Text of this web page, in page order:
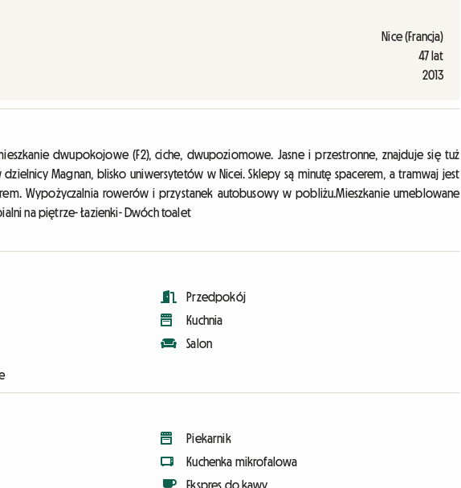
Nice (Francja)
47 lat
2013
dwupokojowe (F2), ciche, dwupoziomowe. Jasne i przestronne, znajduje się tuż
Magnan, blisko uniwersytetów w Nicei. Sklepy są minutę spacerem, a tramwaj jest
Wypożyczalnia rowerów i przystanek autobusowy w pobliżu.Mieszkanie umeblowane
na piętrze- Łazienki- Dwóch toalet
Przedpokój
Kuchnia
Salon
Piekarnik
Kuchenka mikrofalowa
Ekspres do kawy